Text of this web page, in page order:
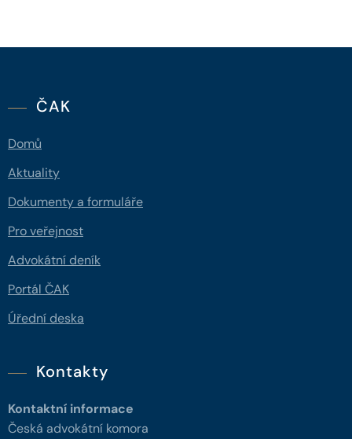
ČAK
Domů
Aktuality
Dokumenty a formuláře
Pro veřejnost
Advokátní deník
Portál ČAK
Úřední deska
Kontakty
Kontaktní informace
Česká advokátní komora